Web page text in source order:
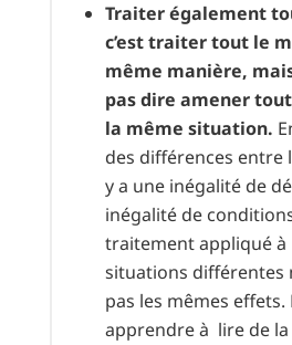
Traiter également
c’est traiter tout le
même manière,
pas dire amener
la même situation.
des différences entre
y a une inégalité de
inégalité de
traitement appliqué à
situations différentes
pas les mêmes effets.
apprendre à lire de